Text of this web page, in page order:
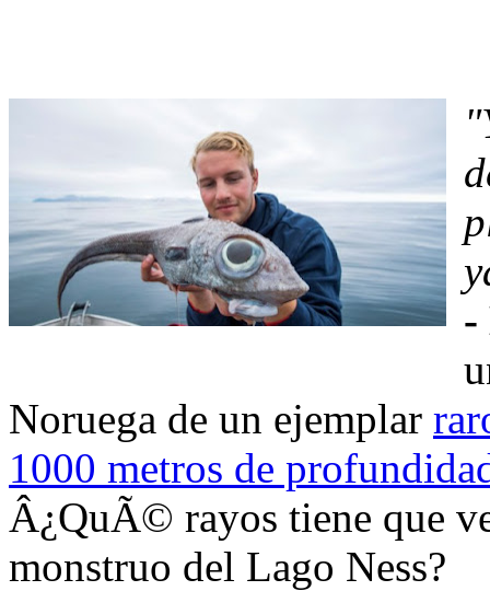
-
Noruega de un ejemplar
1000 metros de
Â¿QuÃ© rayos tiene que
monstruo del Lago Ness?